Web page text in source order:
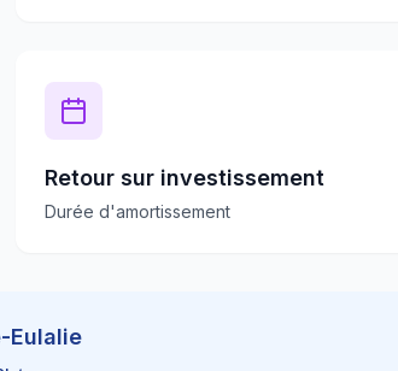
Retour sur investissement
Durée d'amortissement
Eulalie